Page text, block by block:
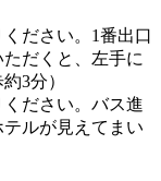
ださい。1番出口
だくと、左手に
3分）
ください。バス進
ルが見えてまい